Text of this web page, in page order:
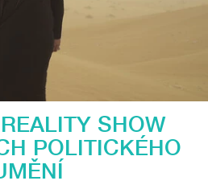
SHOW
POLITICKÉHO